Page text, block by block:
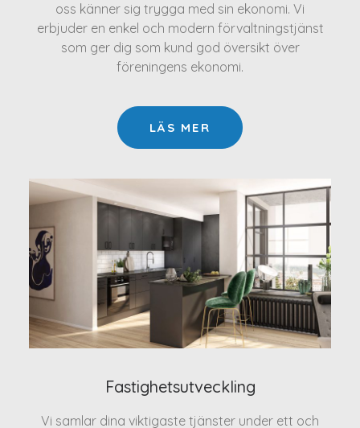
oss känner sig trygga med sin ekonomi. Vi
erbjuder en enkel och modern förvaltningstjänst
som ger dig som kund god översikt över
föreningens ekonomi.
LÄS MER
Fastighetsutveckling
Vi samlar dina viktigaste tjänster under ett och